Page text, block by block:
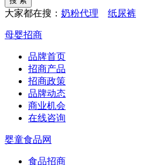
大家都在搜： 奶粉代理 纸尿裤
母婴招商
品牌首页
招商产品
招商政策
品牌动态
商业机会
在线咨询
婴童食品网
食品招商